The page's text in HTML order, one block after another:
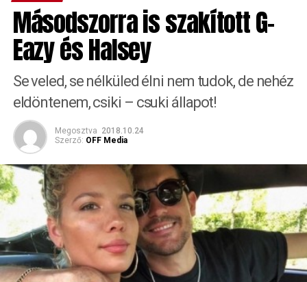
Másodszorra is szakított G-
Eazy és Halsey
Se veled, se nélküled élni nem tudok, de nehéz
eldöntenem, csiki – csuki állapot!
Megosztva 2018.10.24
Szerző: OFF Media